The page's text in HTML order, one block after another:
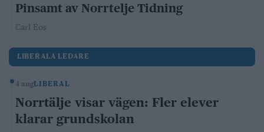
Pinsamt av Norrtelje Tidning
Carl Eos
LIBERALA LEDARE
4 augLIBERAL
Norrtälje visar vägen: Fler elever
klarar grundskolan